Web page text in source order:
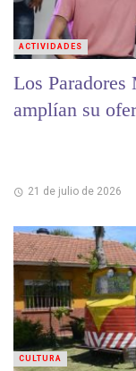
Los
amplían su
21 de julio de 2026
ACTIVIDADES
CULTURA